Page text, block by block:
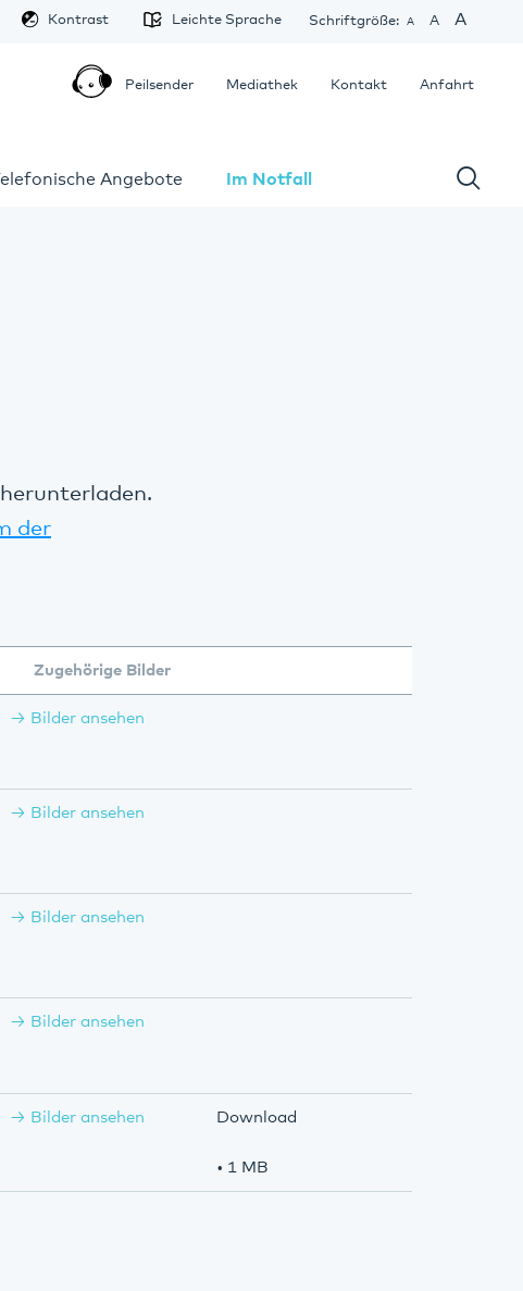
Angebote Im Notfall
Schriftgröße: A A A
Leichte Sprache
Kontrast
Anfahrt
Kontakt
Mediathek
Peilsender
der
Zugehörige Bilder
Bilder ansehen
Bilder ansehen
Bilder ansehen
Bilder ansehen
Bilder ansehen Download
• 1 MB